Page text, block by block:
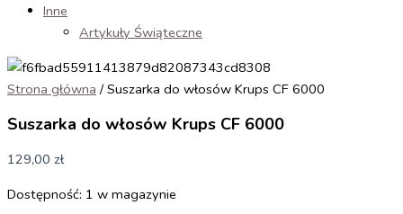
Inne
Artykuły Świąteczne
Strona główna / Suszarka do włosów Krups CF 6000
Suszarka do włosów Krups CF 6000
129,00 zł
Dostępność: 1 w magazynie